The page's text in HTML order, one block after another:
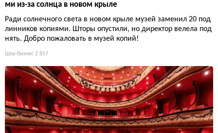
ми из-за солнца в новом крыле
Ради солнечного света в новом крыле музей заменил 20 под
линников копиями. Шторы опустили, но директор велела под
нять. Добро пожаловать в музей копий!
Шоу-бизнес 2 857